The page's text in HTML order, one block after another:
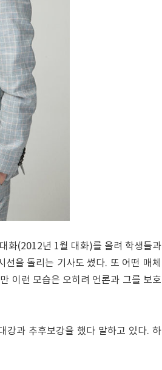
화(2012년 1월 대화)를 올려 학생들과
을 돌리는 기사도 썼다. 또 어떤 매체
이런 모습은 오히려 언론과 그를 보호
강과 추후보강을 했다 말하고 있다. 하